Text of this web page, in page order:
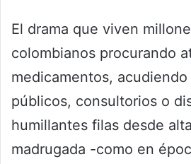
El drama que viven
colombianos procurando
medicamentos,
públicos, consultorios o
humillantes filas desde
madrugada -como en